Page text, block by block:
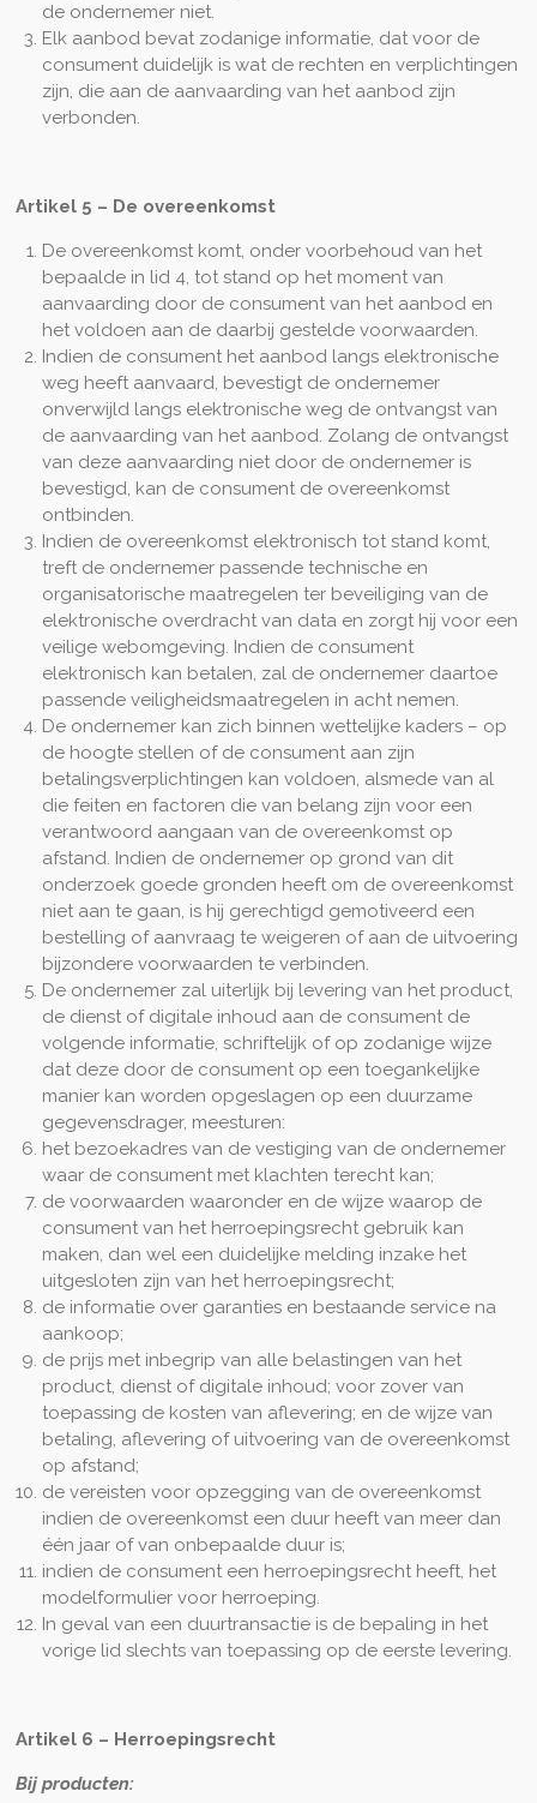
de ondernemer niet.
Elk aanbod bevat zodanige informatie, dat voor de
consument duidelijk is wat de rechten en verplichtingen
zijn, die aan de aanvaarding van het aanbod zijn
verbonden.
Artikel 5 – De overeenkomst
De overeenkomst komt, onder voorbehoud van het
bepaalde in lid 4, tot stand op het moment van
aanvaarding door de consument van het aanbod en
het voldoen aan de daarbij gestelde voorwaarden.
Indien de consument het aanbod langs elektronische
weg heeft aanvaard, bevestigt de ondernemer
onverwijld langs elektronische weg de ontvangst van
de aanvaarding van het aanbod. Zolang de ontvangst
van deze aanvaarding niet door de ondernemer is
bevestigd, kan de consument de overeenkomst
ontbinden.
Indien de overeenkomst elektronisch tot stand komt,
treft de ondernemer passende technische en
organisatorische maatregelen ter beveiliging van de
elektronische overdracht van data en zorgt hij voor een
veilige webomgeving. Indien de consument
elektronisch kan betalen, zal de ondernemer daartoe
passende veiligheidsmaatregelen in acht nemen.
De ondernemer kan zich binnen wettelijke kaders – op
de hoogte stellen of de consument aan zijn
betalingsverplichtingen kan voldoen, alsmede van al
die feiten en factoren die van belang zijn voor een
verantwoord aangaan van de overeenkomst op
afstand. Indien de ondernemer op grond van dit
onderzoek goede gronden heeft om de overeenkomst
niet aan te gaan, is hij gerechtigd gemotiveerd een
bestelling of aanvraag te weigeren of aan de uitvoering
bijzondere voorwaarden te verbinden.
De ondernemer zal uiterlijk bij levering van het product,
de dienst of digitale inhoud aan de consument de
volgende informatie, schriftelijk of op zodanige wijze
dat deze door de consument op een toegankelijke
manier kan worden opgeslagen op een duurzame
gegevensdrager, meesturen:
het bezoekadres van de vestiging van de ondernemer
waar de consument met klachten terecht kan;
de voorwaarden waaronder en de wijze waarop de
consument van het herroepingsrecht gebruik kan
maken, dan wel een duidelijke melding inzake het
uitgesloten zijn van het herroepingsrecht;
de informatie over garanties en bestaande service na
aankoop;
de prijs met inbegrip van alle belastingen van het
product, dienst of digitale inhoud; voor zover van
toepassing de kosten van aflevering; en de wijze van
betaling, aflevering of uitvoering van de overeenkomst
op afstand;
de vereisten voor opzegging van de overeenkomst
indien de overeenkomst een duur heeft van meer dan
één jaar of van onbepaalde duur is;
indien de consument een herroepingsrecht heeft, het
modelformulier voor herroeping.
In geval van een duurtransactie is de bepaling in het
vorige lid slechts van toepassing op de eerste levering.
Artikel 6 – Herroepingsrecht
Bij producten: